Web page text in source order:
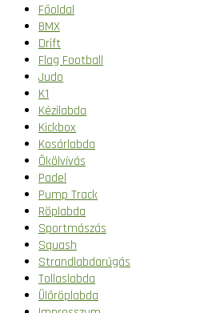
Főoldal
BMX
Drift
Flag Football
Judo
K1
Kézilabda
Kickbox
Kosárlabda
Ökölvívás
Padel
Pump Track
Röplabda
Sportmászás
Squash
Strandlabdarúgás
Tollaslabda
Ülőröplabda